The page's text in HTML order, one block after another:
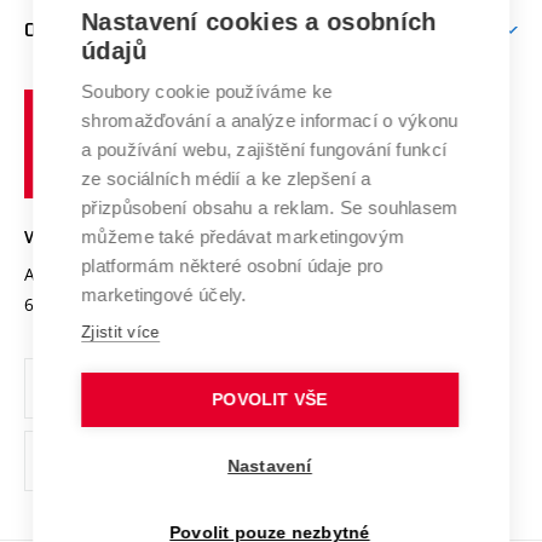
E-přihláška
Doktorské studium
Podpora podnikání
Mezinárodní vědecká rada
Systém zajišťování kvality výzkumu
Výzkumné infrastruktury
Transfer znalostí
Open Science
Projekty
Projekty ze strukturálních fondů
Specifický výzkum
Firemní spolupráce
Zahraniční spolupráce
Spolupráce se školami
Mezinárodní dohody
Univerzitní sítě
O UNIVERZITĚ
Profil univerzity
Udržitelná univerzita
Podnikavá univerzita / ContriBUTe
Bezpečná univerzita
Vyznamenání
Organizační struktura
Ochrana osobních údajů
odkaz)
učení
technické
Brně
VYSOKÉ UČENÍ TECHNICKÉ V BRNĚ
Antonínská 548/1
602 00 Brno
www.vut.cz
vut@vutbr.cz
Nastavení cookies a osobních
údajů
Soubory cookie používáme ke
shromažďování a analýze informací o výkonu
a používání webu, zajištění fungování funkcí
ze sociálních médií a ke zlepšení a
přizpůsobení obsahu a reklam. Se souhlasem
můžeme také předávat marketingovým
platformám některé osobní údaje pro
marketingové účely.
Zjistit více
POVOLIT VŠE
Nastavení
Povolit pouze nezbytné